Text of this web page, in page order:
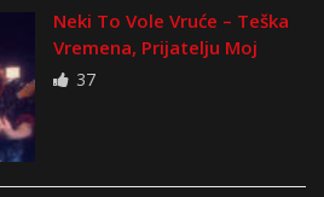
Neki To Vole Vruće – Teška
Vremena, Prijatelju Moj
37